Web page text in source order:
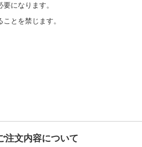
になります。
とを禁じます。
注文内容について